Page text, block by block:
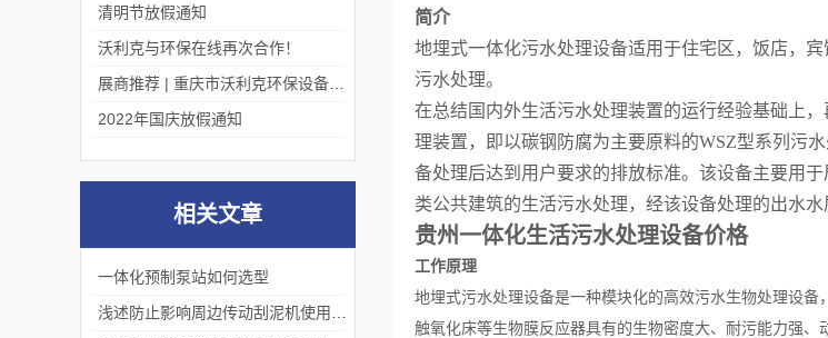
简介
地埋式一体化污水处理设备适用于住宅区，饭店，
污水处理。
在总结国内外生活污水处理装置的运行经验基础上
理装置，即以碳钢防腐为主要原料的WSZ型系列污
备处理后达到用户要求的排放标准。该设备主要用
类公共建筑的生活污水处理，经该设备处理的出水
贵州一体化生活污水处理设备价格
工作原理
地埋式污水处理设备是一种模块化的高效污水生物处理设
触氧化床等生物膜反应器具有的生物密度大、耐污能力强
清明节放假通知
沃利克与环保在线再次合作！
2022年国庆放假通知
相关文章
一体化预制泵站如何选型